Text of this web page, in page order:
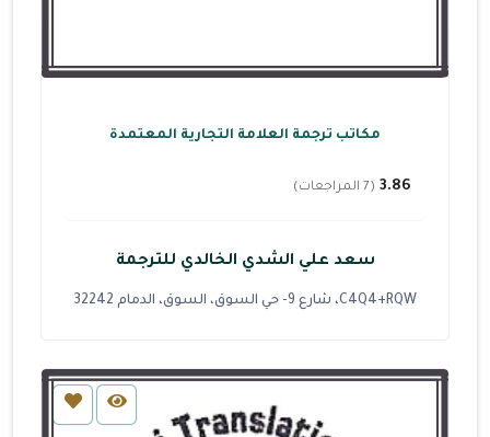
مكاتب ترجمة العلامة التجارية المعتمدة
3.86 (7 المراجعات)
سعد علي الشدي الخالدي للترجمة
C4Q4+RQW، شارع 9- حي السوق، السوق، الدمام 32242